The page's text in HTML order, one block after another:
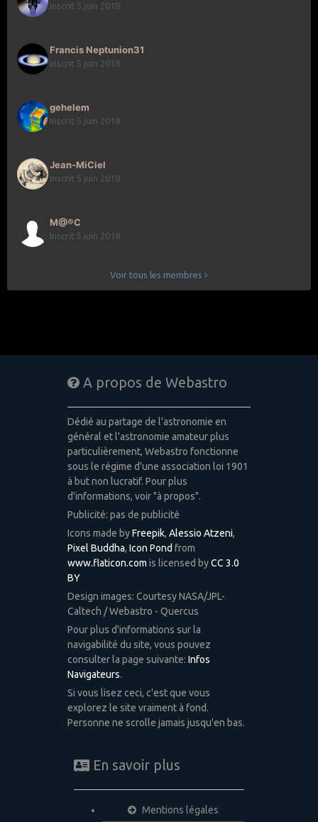
Inscrit 5 juin 2018
Francis Neptunion31
Inscrit 5 juin 2018
gehelem
Inscrit 5 juin 2018
Jean-MiCiel
Inscrit 5 juin 2018
M@®C
Inscrit 5 juin 2018
Voir tous les membres
A propos de Webastro
Dédié au partage de l'astronomie en
général et l'astronomie amateur plus
particulièrement, Webastro fonctionne
sous le régime d'une association loi 1901
à but non lucratif. Pour plus
d'informations, voir "à propos".
Publicité: pas de publicité
Icons made byFreepik, Alessio Atzeni,
Pixel Buddha, Icon Pond from
www.flaticon.com is licensed byCC 3.0
BY
Design images: Courtesy NASA/JPL-
Caltech / Webastro - Quercus
Pour plus d'informations sur la
navigabilité du site, vous pouvez
consulter la page suivante: Infos
Navigateurs.
Si vous lisez ceci, c'est que vous
explorez le site vraiment à fond.
Personne ne scrolle jamais jusqu'en bas.
En savoir plus
Mentions légales